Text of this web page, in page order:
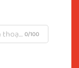
0/100